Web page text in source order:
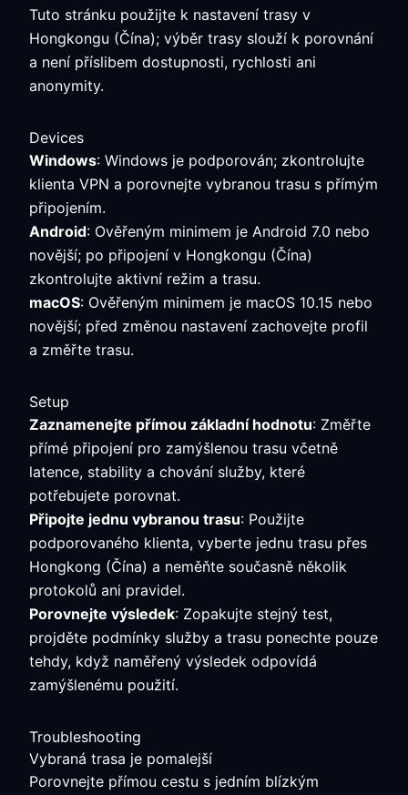
Tuto stránku použijte k nastavení trasy v
Hongkongu (Čína); výběr trasy slouží k porovnání
a není příslibem dostupnosti, rychlosti ani
anonymity.
Devices
Windows: Windows je podporován; zkontrolujte
klienta VPN a porovnejte vybranou trasu s přímým
připojením.
Android: Ověřeným minimem je Android 7.0 nebo
novější; po připojení v Hongkongu (Čína)
zkontrolujte aktivní režim a trasu.
macOS: Ověřeným minimem je macOS 10.15 nebo
novější; před změnou nastavení zachovejte profil
a změřte trasu.
Setup
Zaznamenejte přímou základní hodnotu: Změřte
přímé připojení pro zamýšlenou trasu včetně
latence, stability a chování služby, které
potřebujete porovnat.
Připojte jednu vybranou trasu: Použijte
podporovaného klienta, vyberte jednu trasu přes
Hongkong (Čína) a neměňte současně několik
protokolů ani pravidel.
Porovnejte výsledek: Zopakujte stejný test,
projděte podmínky služby a trasu ponechte pouze
tehdy, když naměřený výsledek odpovídá
zamýšlenému použití.
Troubleshooting
Vybraná trasa je pomalejší
Porovnejte přímou cestu s jedním blízkým